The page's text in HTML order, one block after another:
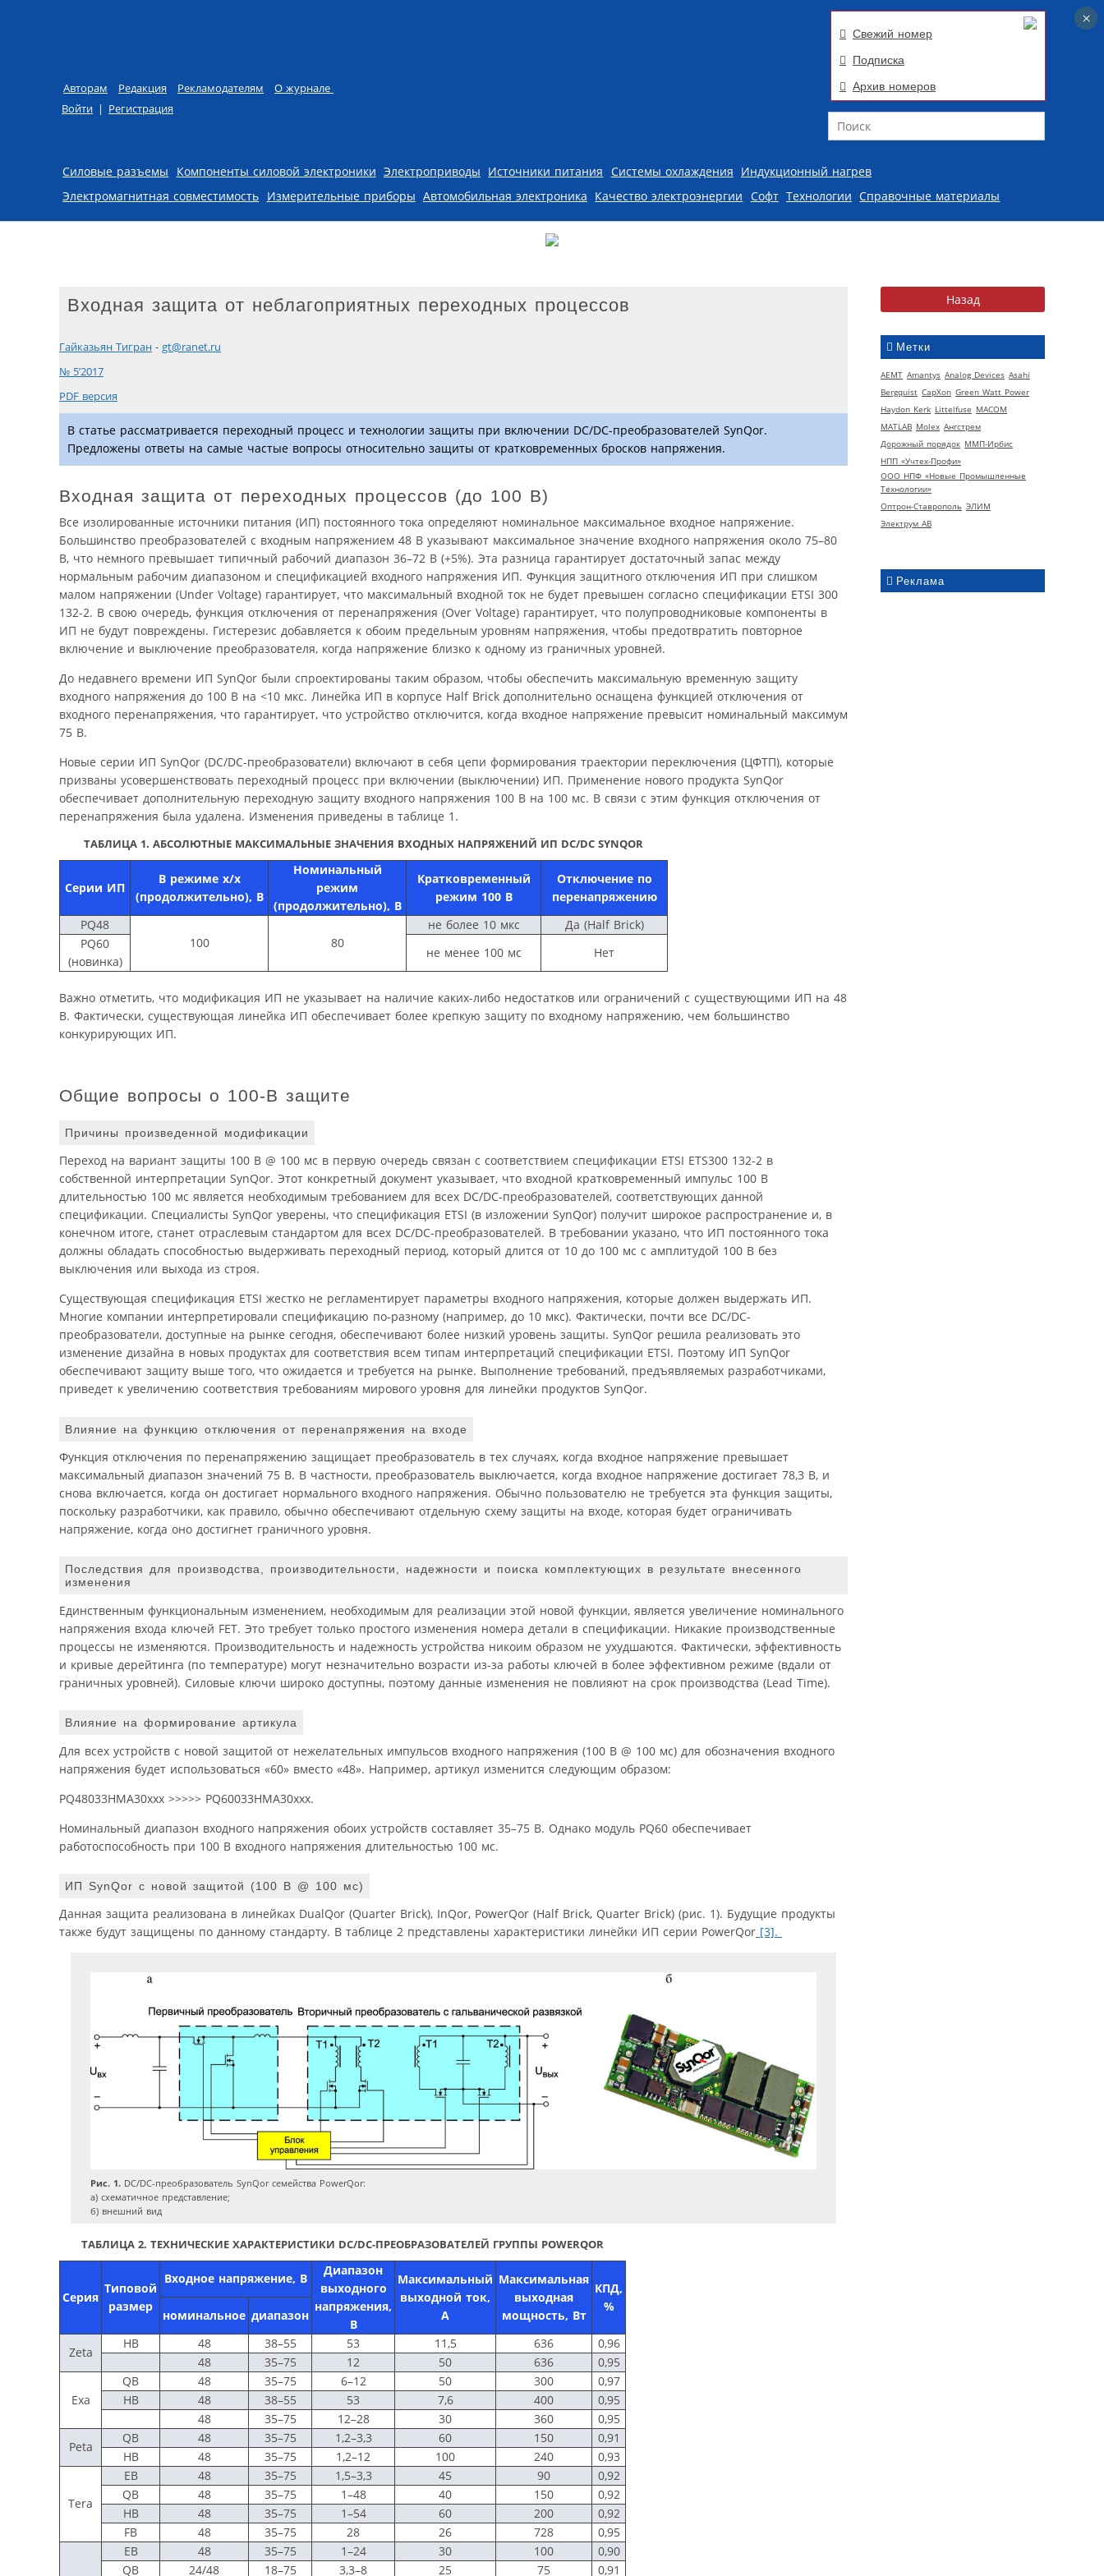
Авторам Редакция Рекламодателям
О журнале
Войти | Регистрация
Свежий номер
Подписка
Архив номеров
Поиск
Skip to content
Силовые разъемы Компоненты силовой электроники Электроприводы Источники питания Системы охлаждения Индукционный нагрев
Электромагнитная совместимость Измерительные приборы Автомобильная электроника Качество электроэнергии Софт Технологии Справочные материалы
Метки
AEMT Amantys Analog Devices Asahi
Bergquist CapXon Green Watt Power
Haydon Kerk Littelfuse MACOM
MATLAB Molex Ангстрем
Дорожный порядок ММП-Ирбис
НПП «Учтех-Профи»
ООО НПФ «Новые Промышленные
Технологии»
Оптрон-Ставрополь ЭЛИМ
Электрум АВ
Реклама
Входная защита от неблагоприятных переходных процессов
Гайказьян Тигран - gt@ranet.ru
№ 5’2017
PDF версия
В статье рассматривается переходный процесс и технологии защиты при включении DC/DC-преобразователей SynQor.
Предложены ответы на самые частые вопросы относительно защиты от кратковременных бросков напряжения.
Входная защита от переходных процессов (до 100 В)
Все изолированные источники питания (ИП) постоянного тока определяют номинальное максимальное входное напряжение.
Большинство преобразователей с входным напряжением 48 В указывают максимальное значение входного напряжения около 75–80
В, что немного превышает типичный рабочий диапазон 36–72 В (+5%). Эта разница гарантирует достаточный запас между
нормальным рабочим диапазоном и спецификацией входного напряжения ИП. Функция защитного отключения ИП при слишком
малом напряжении (Under Voltage) гарантирует, что максимальный входной ток не будет превышен согласно спецификации ETSI 300
132-2. В свою очередь, функция отключения от перенапряжения (Over Voltage) гарантирует, что полупроводниковые компоненты в
ИП не будут повреждены. Гистерезис добавляется к обоим предельным уровням напряжения, чтобы предотвратить повторное
включение и выключение преобразователя, когда напряжение близко к одному из граничных уровней.
До недавнего времени ИП SynQor были спроектированы таким образом, чтобы обеспечить максимальную временную защиту
входного напряжения до 100 В на <10 мкс. Линейка ИП в корпусе Half Brick дополнительно оснащена функцией отключения от
входного перенапряжения, что гарантирует, что устройство отключится, когда входное напряжение превысит номинальный максимум
75 В.
Новые серии ИП SynQor (DC/DC-преобразователи) включают в себя цепи формирования траектории переключения (ЦФТП), которые
призваны усовершенствовать переходный процесс при включении (выключении) ИП. Применение нового продукта SynQor
обеспечивает дополнительную переходную защиту входного напряжения 100 В на 100 мс. В связи с этим функция отключения от
перенапряжения была удалена. Изменения приведены в таблице 1.
ТАБЛИЦА 1. АБСОЛЮТНЫЕ МАКСИМАЛЬНЫЕ ЗНАЧЕНИЯ ВХОДНЫХ НАПРЯЖЕНИЙ ИП DC/DC SYNQOR
Серии ИП
В режиме х/х
(продолжительно), В
Номинальный
режим
(продолжительно), В
Кратковременный
режим 100 В
Отключение по
перенапряжению
PQ48
100
80
не более 10 мкс
Да (Half Brick)
PQ60
(новинка)
не менее 100 мс Нет
Важно отметить, что модификация ИП не указывает на наличие каких-либо недостатков или ограничений с существующими ИП на 48
В. Фактически, существующая линейка ИП обеспечивает более крепкую защиту по входному напряжению, чем большинство
конкурирующих ИП.
Общие вопросы о 100-В защите
Причины произведенной модификации
Переход на вариант защиты 100 В @ 100 мс в первую очередь связан с соответствием спецификации ETSI ETS300 132-2 в
собственной интерпретации SynQor. Этот конкретный документ указывает, что входной кратковременный импульс 100 В
длительностью 100 мс является необходимым требованием для всех DC/DC-преобразователей, соответствующих данной
спецификации. Специалисты SynQor уверены, что спецификация ETSI (в изложении SynQor) получит широкое распространение и, в
конечном итоге, станет отраслевым стандартом для всех DC/DC-преобразователей. В требовании указано, что ИП постоянного тока
должны обладать способностью выдерживать переходный период, который длится от 10 до 100 мс с амплитудой 100 В без
выключения или выхода из строя.
Существующая спецификация ETSI жестко не регламентирует параметры входного напряжения, которые должен выдержать ИП.
Многие компании интерпретировали спецификацию по-разному (например, до 10 мкс). Фактически, почти все DC/DC-
преобразователи, доступные на рынке сегодня, обеспечивают более низкий уровень защиты. SynQor решила реализовать это
изменение дизайна в новых продуктах для соответствия всем типам интерпретаций спецификации ETSI. Поэтому ИП SynQor
обеспечивают защиту выше того, что ожидается и требуется на рынке. Выполнение требований, предъявляемых разработчиками,
приведет к увеличению соответствия требованиям мирового уровня для линейки продуктов SynQor.
Влияние на функцию отключения от перенапряжения на входе
Функция отключения по перенапряжению защищает преобразователь в тех случаях, когда входное напряжение превышает
максимальный диапазон значений 75 В. В частности, преобразователь выключается, когда входное напряжение достигает 78,3 В, и
снова включается, когда он достигает нормального входного напряжения. Обычно пользователю не требуется эта функция защиты,
поскольку разработчики, как правило, обычно обеспечивают отдельную схему защиты на входе, которая будет ограничивать
напряжение, когда оно достигнет граничного уровня.
Последствия для производства, производительности, надежности и поиска комплектующих в результате внесенного
изменения
Единственным функциональным изменением, необходимым для реализации этой новой функции, является увеличение номинального
напряжения входа ключей FET. Это требует только простого изменения номера детали в спецификации. Никакие производственные
процессы не изменяются. Производительность и надежность устройства никоим образом не ухудшаются. Фактически, эффективность
и кривые дерейтинга (по температуре) могут незначительно возрасти из-за работы ключей в более эффективном режиме (вдали от
граничных уровней). Силовые ключи широко доступны, поэтому данные изменения не повлияют на срок производства (Lead Time).
Влияние на формирование артикула
Для всех устройств с новой защитой от нежелательных импульсов входного напряжения (100 В @ 100 мс) для обозначения входного
напряжения будет использоваться «60» вместо «48». Например, артикул изменится следующим образом:
PQ48033HMA30xxx >>>>> PQ60033HMA30xxx.
Номинальный диапазон входного напряжения обоих устройств составляет 35–75 В. Однако модуль PQ60 обеспечивает
работоспособность при 100 В входного напряжения длительностью 100 мс.
ИП SynQor с новой защитой (100 В @ 100 мс)
Данная защита реализована в линейках DualQor (Quarter Brick), InQor, PowerQor (Half Brick, Quarter Brick) (рис. 1). Будущие продукты
также будут защищены по данному стандарту. В таблице 2 представлены характеристики линейки ИП серии PowerQor [3].
Рис. 1.DC/DC-преобразователь SynQor семейства PowerQor:
а) схематичное представление;
б) внешний вид
ТАБЛИЦА 2. ТЕХНИЧЕСКИЕ ХАРАКТЕРИСТИКИ DC/DC-ПРЕОБРАЗОВАТЕЛЕЙ ГРУППЫ POWERQOR
Серия
Типовой
размер
Входное напряжение, В
Диапазон
выходного
напряжения,
В
Максимальный
выходной ток,
А
Максимальная
выходная
мощность, Вт
КПД,
%
номинальное диапазон
Zeta
HB 48 38–55 53 11,5 636
0,96
48
35–75 12 50 636 0,95
Exa
QB 48 35–75 6–12 50 300
0,97
HB
48 38–55 53 7,6 400
0,95
48
35–75 12–28 30 360
0,95
Peta
QB 48 35–75 1,2–3,3 60 150
0,91
HB
48 35–75 1,2–12 100 240 0,93
Tera
EB 48 35–75 1,5–3,3 45 90
0,92
QB
48 35–75 1–48 40 150
0,92
HB
48 35–75 1–54 60 200
0,92
FB
48 35–75 28 26 728 0,95
EB 48 35–75 1–24 30 100
0,90
QB
24/48 18–75 3,3–8 25 75
0,91
×
×